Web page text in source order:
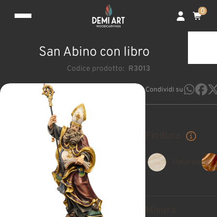
0
San Abino con libro
Codice prodotto: R3013
Condividi su